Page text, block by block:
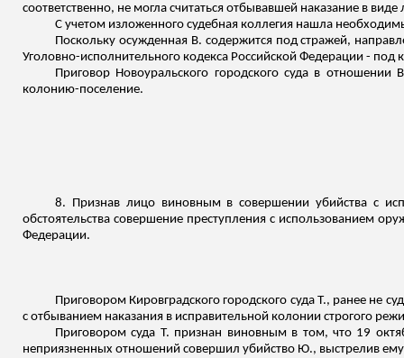
соответственно, не могла считаться отбывавшей наказание в
С учетом изложенного судебная коллегия нашла
Поскольку осужденная В. содержится под стражей,
Уголовно-исполнительного кодекса Российской Федерации - под
Приговор Новоуральского городского суда в
колонию-поселение.
8. Признав лицо виновным в совершении убийства с
обстоятельства совершение преступления с использованием
Федерации.
Приговором Кировградского городского суда Т., ранее не
с отбыванием наказания в исправительной колонии строгого
Приговором суда Т. признан виновным в том, что 19
неприязненных отношений совершил убийство Ю., выстрелив ему